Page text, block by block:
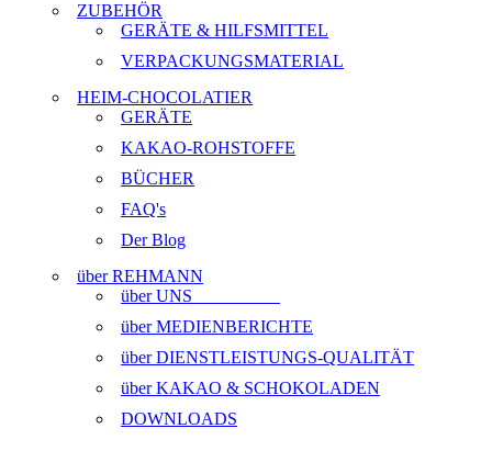
ZUBEHÖR
GERÄTE & HILFSMITTEL
VERPACKUNGSMATERIAL
HEIM-CHOCOLATIER
GERÄTE
KAKAO-ROHSTOFFE
BÜCHER
FAQ's
Der Blog
über REHMANN
über UNS
über MEDIENBERICHTE
über DIENSTLEISTUNGS-QUALITÄT
über KAKAO & SCHOKOLADEN
DOWNLOADS